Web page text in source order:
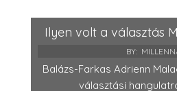
Ilyen volt a választás
BY:
Balázs-Farkas Adrienn
választási